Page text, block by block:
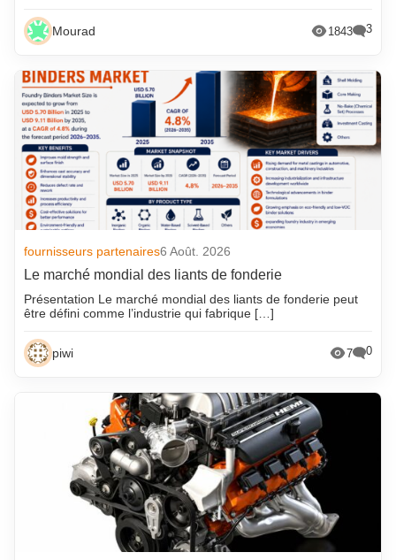
Mourad 1843 3
fournisseurs partenaires6 Août. 2026
Le marché mondial des liants de fonderie
Présentation Le marché mondial des liants de fonderie peut
être défini comme l’industrie qui fabrique […]
piwi 7 0